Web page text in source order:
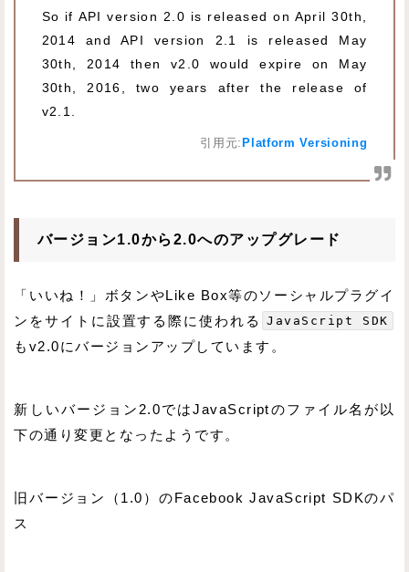
So if API version 2.0 is released on April 30th,
2014 and API version 2.1 is released May
30th, 2014 then v2.0 would expire on May
30th, 2016, two years after the release of
v2.1.
引用元: Platform Versioning
バージョン1.0から2.0へのアップグレード
「いいね！」ボタンやLike Box等のソーシャルプラグイ
ンをサイトに設置する際に使われる
JavaScript SDK
もv2.0にバージョンアップしています。
新しいバージョン2.0ではJavaScriptのファイル名が以
下の通り変更となったようです。
旧バージョン（1.0）のFacebook JavaScript SDKのパ
ス